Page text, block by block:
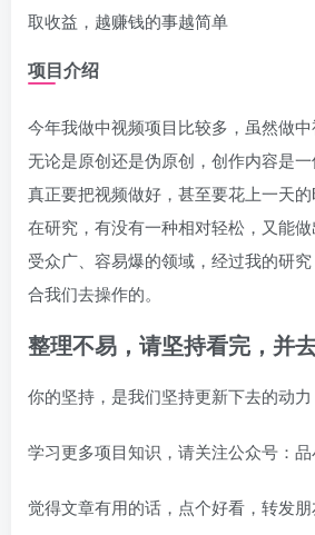
项目介绍
今年我做中视频项目比较多，虽然做
无论是原创还是伪原创，创作内容是一
真正要把视频做好，甚至要花上一天
在研究，有没有一种相对轻松，又能
受众广、容易爆的领域，经过我的研
合我们去操作的。
整理不易，请坚持看完，并
你的坚持，是我们坚持更新下去的动力
学习更多项目知识，请关注公众号：
觉得文章有用的话，点个好看，转发朋